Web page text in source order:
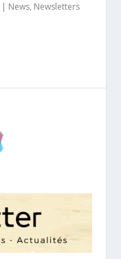
| News, Newsletters